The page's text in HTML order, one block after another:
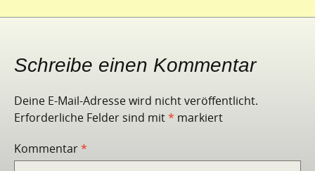
Schreibe einen Kommentar
Deine E-Mail-Adresse wird nicht veröffentlicht.
Erforderliche Felder sind mit* markiert
Kommentar*